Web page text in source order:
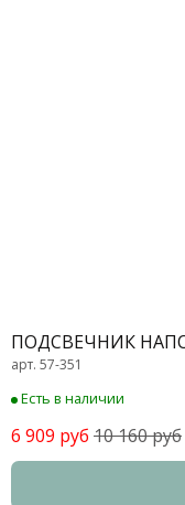
ПОДСВЕЧНИК
арт. 57-351
Есть в наличии
6 909 руб 10 160 руб